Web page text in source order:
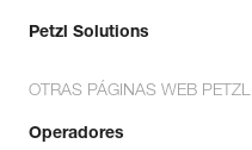
Petzl Solutions
OTRAS PÁGINAS WEB PETZL
Operadores